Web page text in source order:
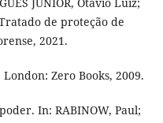
de proteção de
2021.
Zero Books, 2009.
In: RABINOW, Paul;